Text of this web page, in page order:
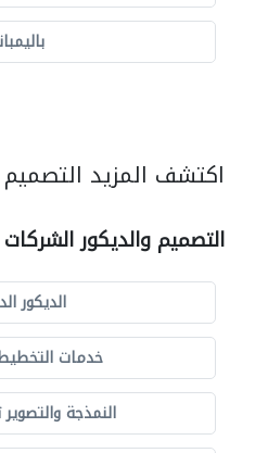
اكتشف المزيد
التصميم والديكور الشركات
الديكور
خدمات
النمذجة والتصوير